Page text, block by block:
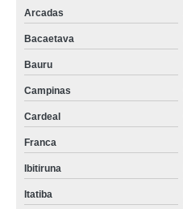
Arcadas
Bacaetava
Bauru
Campinas
Cardeal
Franca
Ibitiruna
Itatiba